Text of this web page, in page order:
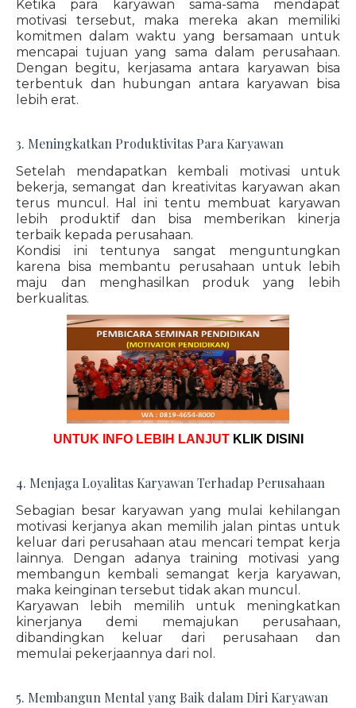
Ketika para karyawan sama-sama mendapat
motivasi tersebut, maka mereka akan memiliki
komitmen dalam waktu yang bersamaan untuk
mencapai tujuan yang sama dalam perusahaan.
Dengan begitu, kerjasama antara karyawan bisa
terbentuk dan hubungan antara karyawan bisa
lebih erat.
3. Meningkatkan Produktivitas Para Karyawan
Setelah mendapatkan kembali motivasi untuk
bekerja, semangat dan kreativitas karyawan akan
terus muncul. Hal ini tentu membuat karyawan
lebih produktif dan bisa memberikan kinerja
terbaik kepada perusahaan.
Kondisi ini tentunya sangat menguntungkan
karena bisa membantu perusahaan untuk lebih
maju dan menghasilkan produk yang lebih
berkualitas.
UNTUK INFO LEBIH LANJUT KLIK DISINI
4. Menjaga Loyalitas Karyawan Terhadap Perusahaan
Sebagian besar karyawan yang mulai kehilangan
motivasi kerjanya akan memilih jalan pintas untuk
keluar dari perusahaan atau mencari tempat kerja
lainnya. Dengan adanya training motivasi yang
membangun kembali semangat kerja karyawan,
maka keinginan tersebut tidak akan muncul.
Karyawan lebih memilih untuk meningkatkan
kinerjanya demi memajukan perusahaan,
dibandingkan keluar dari perusahaan dan
memulai pekerjaannya dari nol.
5. Membangun Mental yang Baik dalam Diri Karyawan